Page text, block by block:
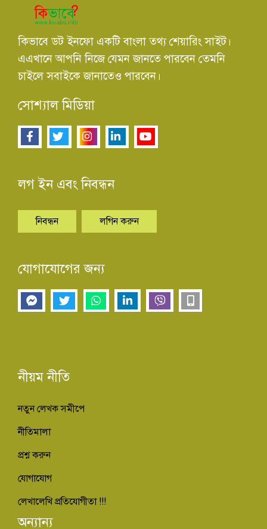
কিভাবে ডট ইনফো একটি বাংলা তথ্য শেয়ারিং সাইট।
এএখানে আপনি নিজে যেমন জানতে পারবেন তেমনি
চাইলে সবাইকে জানাতেও পারবেন।
সোশ্যাল মিডিয়া
লগ ইন এবং নিবন্ধন
নিবন্ধন লগিন করুন
যোগাযোগের জন্য
নীয়ম নীতি
নতুন লেখক সমীপে
নীতিমালা
প্রশ্ন করুন
যোগাযোগ
লেখালেখি প্রতিযোগীতা !!!
অন্যান্য